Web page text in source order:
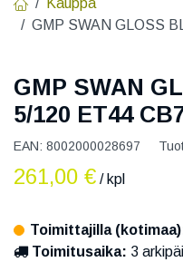
GMP SWAN GLOSS
GMP SWAN
5/120 ET44
EAN: 8002000028697
261,00 € / kpl
Toimittajilla
Toimitusaika: 3